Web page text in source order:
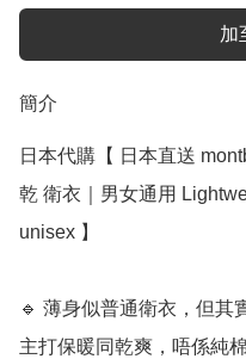
加
簡介
日本代購【 日本直送
乾 衛衣｜男女通用
unisex 】
🔹 薄身似普通衛衣，但其
主打保暖同乾爽，唔係純